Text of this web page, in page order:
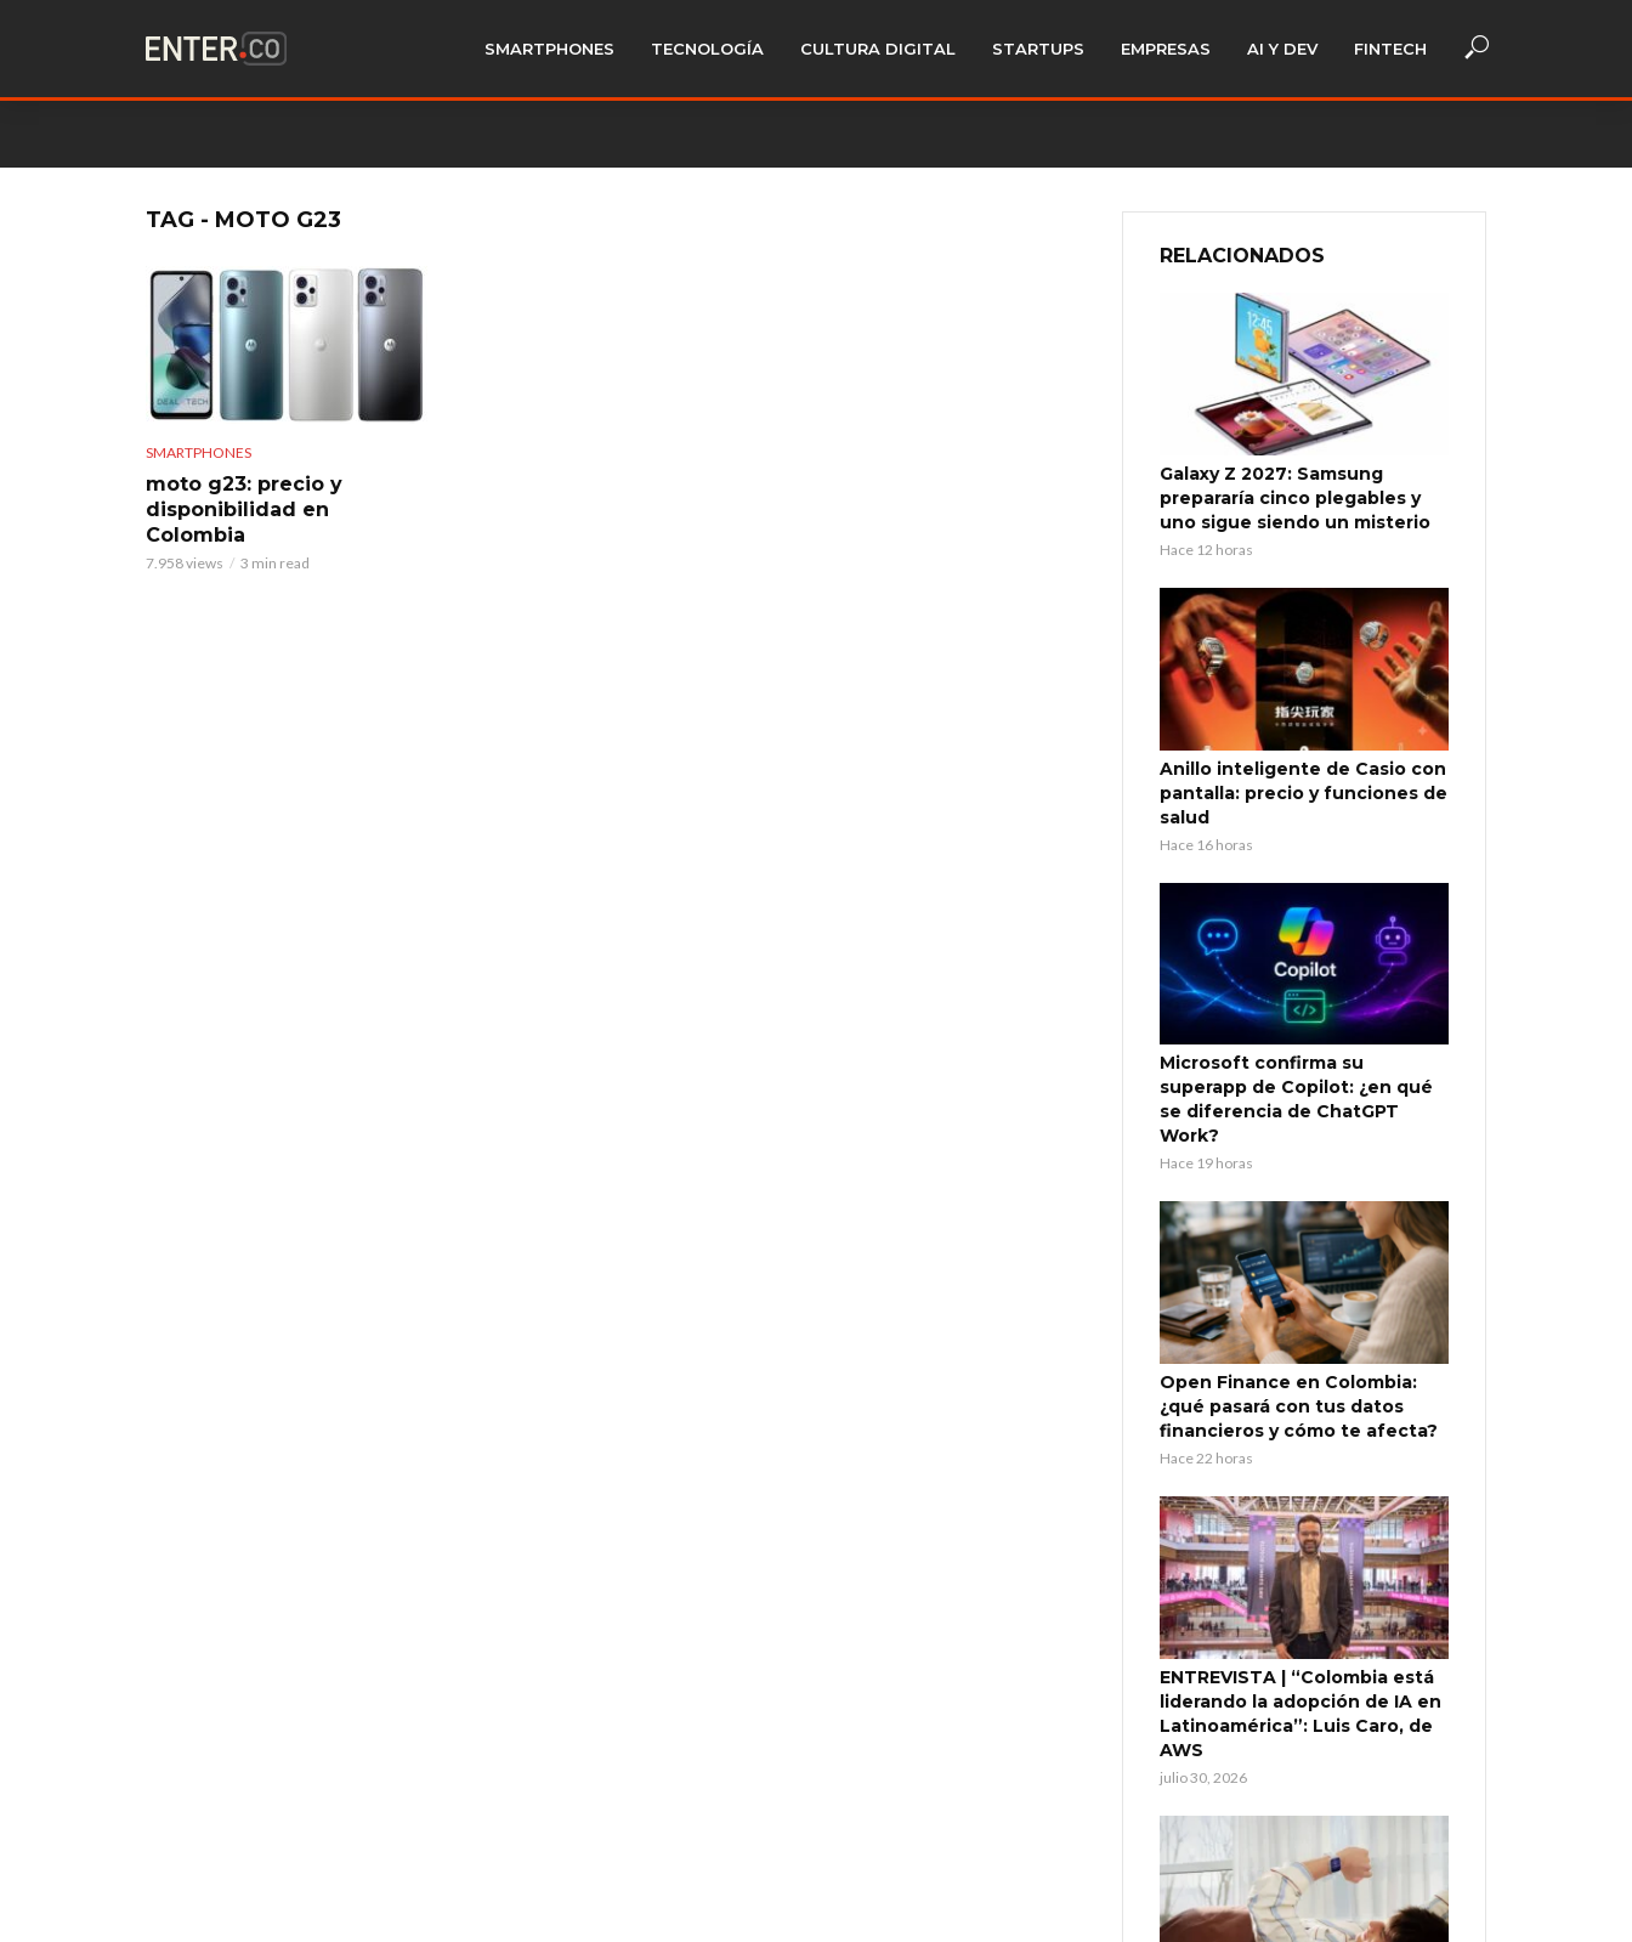
SMARTPHONES TECNOLOGÍA CULTURA DIGITAL STARTUPS EMPRESAS AI Y DEV FINTECH
TAG - MOTO G23
SMARTPHONES
moto g23: precio y
disponibilidad en
Colombia
7.958 views 3 min read
RELACIONADOS
Galaxy Z 2027: Samsung
prepararía cinco plegables y
uno sigue siendo un misterio
Hace 12 horas
Anillo inteligente de Casio con
pantalla: precio y funciones de
salud
Hace 16 horas
Microsoft confirma su
superapp de Copilot: ¿en qué
se diferencia de ChatGPT
Work?
Hace 19 horas
Open Finance en Colombia:
¿qué pasará con tus datos
financieros y cómo te afecta?
Hace 22 horas
ENTREVISTA | “Colombia está
liderando la adopción de IA en
Latinoamérica”: Luis Caro, de
AWS
julio 30, 2026